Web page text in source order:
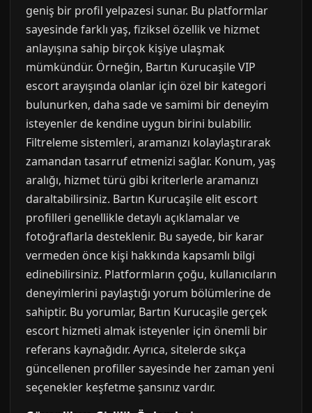
geniş bir profil yelpazesi sunar. Bu platformlar
sayesinde farklı yaş, fiziksel özellik ve hizmet
anlayışına sahip birçok kişiye ulaşmak
mümkündür. Örneğin, Bartın Kurucaşile VIP
escort arayışında olanlar için özel bir kategori
bulunurken, daha sade ve samimi bir deneyim
isteyenler de kendine uygun birini bulabilir.
Filtreleme sistemleri, aramanızı kolaylaştırarak
zamandan tasarruf etmenizi sağlar. Konum, yaş
aralığı, hizmet türü gibi kriterlerle aramanızı
daraltabilirsiniz. Bartın Kurucaşile elit escort
profilleri genellikle detaylı açıklamalar ve
fotoğraflarla desteklenir. Bu sayede, bir karar
vermeden önce kişi hakkında kapsamlı bilgi
edinebilirsiniz. Platformların çoğu, kullanıcıların
deneyimlerini paylaştığı yorum bölümlerine de
sahiptir. Bu yorumlar, Bartın Kurucaşile gerçek
escort hizmeti almak isteyenler için önemli bir
referans kaynağıdır. Ayrıca, sitelerde sıkça
güncellenen profiller sayesinde her zaman yeni
seçenekler keşfetme şansınız vardır.